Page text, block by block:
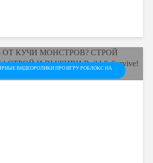
ВИДЕОРОЛИКИ ПРО ИГРУ РОБЛОКС НА